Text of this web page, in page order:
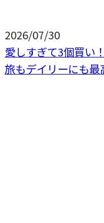
2026/07/30
愛しすぎて3個買い
旅もデイリーにも